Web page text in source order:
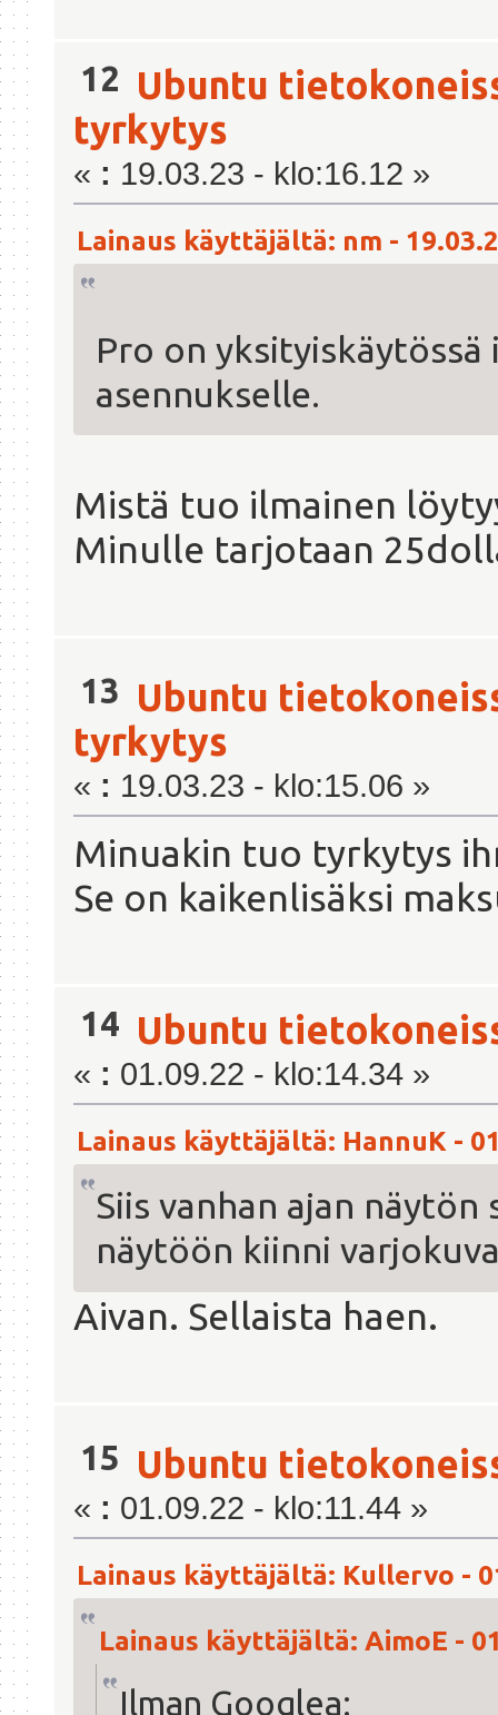
12 Ubuntu
tyrkytys
« : 19.03.23 - klo:16.12 »
Lainaus käyttäjältä: nm -
Pro on
asennukselle.
Mistä tuo ilmainen
Minulle tarjotaan
13 Ubuntu
tyrkytys
« : 19.03.23 - klo:15.06 »
Minuakin tuo tyrkytys
Se on kaikenlisäksi
14 Ubuntu
« : 01.09.22 - klo:14.34 »
Lainaus käyttäjältä: HannuK -
Siis vanhan ajan
näytöön kiinni
Aivan. Sellaista haen.
15 Ubuntu
« : 01.09.22 - klo:11.44 »
Lainaus käyttäjältä: Kullervo -
Lainaus käyttäjältä: AimoE -
Ilman Googlea: